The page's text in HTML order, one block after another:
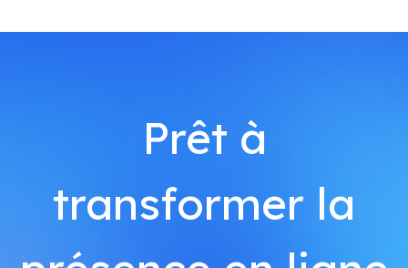
Prêt à
transformer la